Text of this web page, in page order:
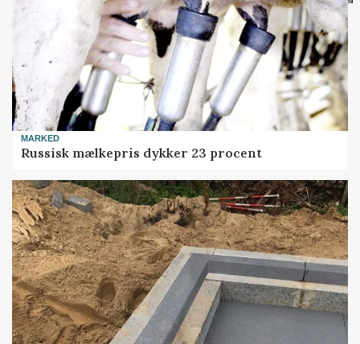
MARKED
Russisk mælkepris dykker 23 procent